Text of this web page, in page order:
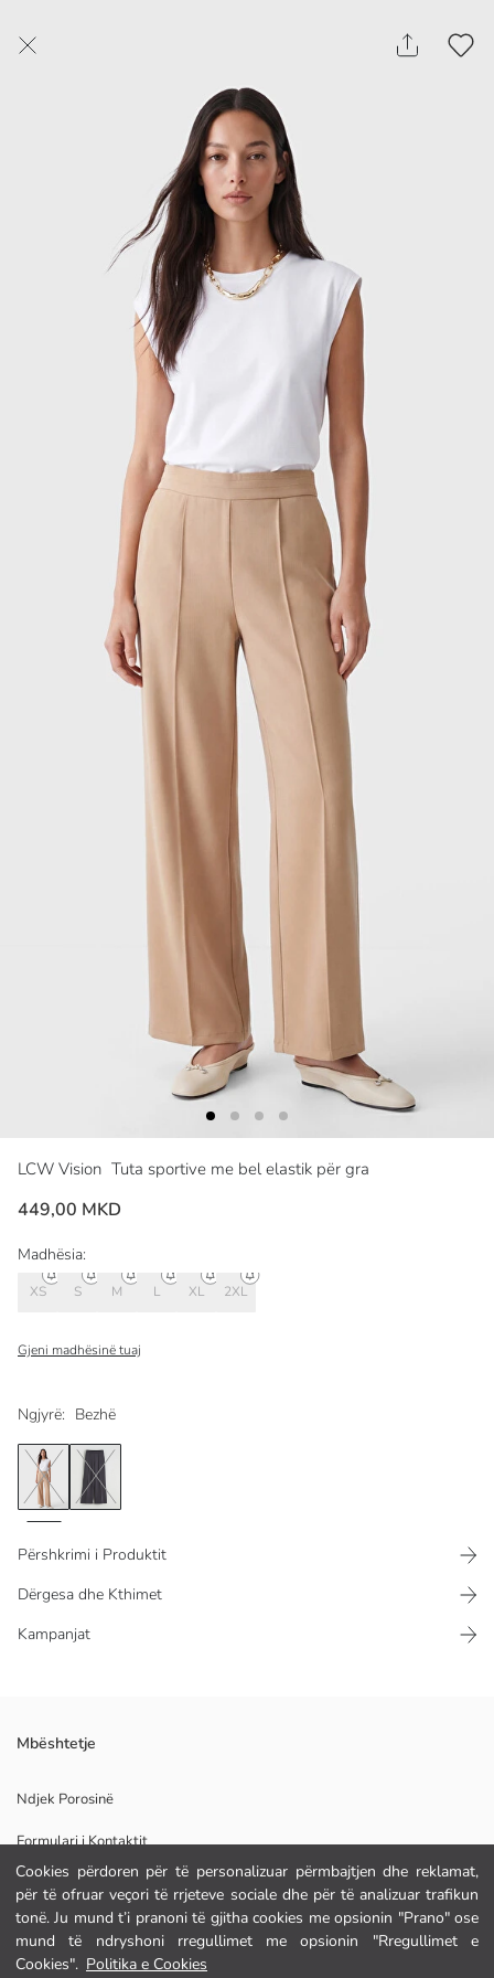
Cookies përdoren për të personalizuar përmbajtjen dhe reklamat,
për të ofruar veçori të rrjeteve sociale dhe për të analizuar trafikun
tonë. Ju mund t’i pranoni të gjitha cookies me opsionin "Prano" ose
mund të ndryshoni rregullimet me opsionin "Rregullimet e
Cookies". Politika e Cookies
LCW Vision Tuta sportive me bel elastik për gra
449,00 MKD
Ngjyrë: Bezhë
Madhësia:
XS S M L XL 2XL
Gjeni madhësinë tuaj
Përshkrimi i Produktit
Dërgesa dhe Kthimet
Kampanjat
Pantallonat e grave me bel të lartë dhe këmbë të gjera kanë brez elastik
në bel dhe detaj qepjeje në gjatësi të plotë në pjesën e përparme.
Pelhura Kryesore:
Origjina:
Furnizuesi:
Markë:
Gjinia:
Mbështetje
Ndjek Porosinë
Formulari i Kontaktit
NDIHMË